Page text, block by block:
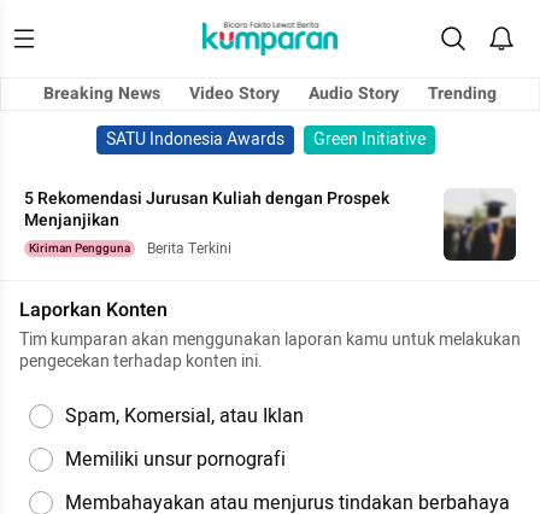
Breaking News Video Story Audio Story
Trending
SATU Indonesia Awards
Green Initiative
5 Rekomendasi Jurusan Kuliah dengan Prospek
Menjanjikan
Kiriman Pengguna Berita Terkini
Laporkan Konten
Tim kumparan akan menggunakan laporan kamu untuk melakukan
pengecekan terhadap konten ini.
Spam, Komersial, atau Iklan
Memiliki unsur pornografi
Membahayakan atau menjurus tindakan berbahaya